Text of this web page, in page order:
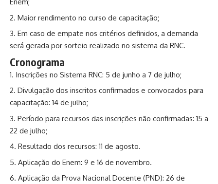
Maior rendimento no curso de capacitação;
Em caso de empate nos critérios definidos, a demanda
será gerada por sorteio realizado no sistema da RNC.
Cronograma
Inscrições no Sistema RNC: 5 de junho a 7 de julho;
Divulgação dos inscritos confirmados e convocados para
capacitação: 14 de julho;
Período para recursos das inscrições não confirmadas: 15 a
22 de julho;
Resultado dos recursos: 11 de agosto.
Aplicação do Enem: 9 e 16 de novembro.
Aplicação da Prova Nacional Docente (PND): 26 de